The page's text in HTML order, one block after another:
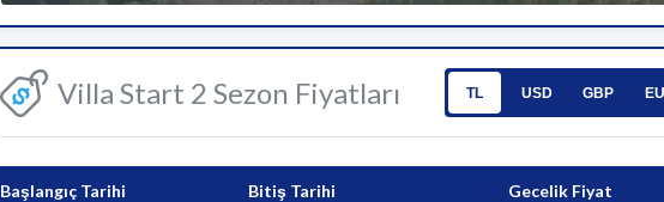
Villa Start 2 Sezon Fiyatları TL USD GBP
Başlangıç Tarihi Bitiş Tarihi Gecelik Fiyat